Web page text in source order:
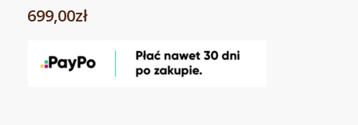
699,00zł